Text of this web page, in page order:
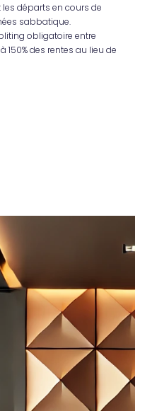
départs en cours de
sabbatique.
obligatoire entre
des rentes au lieu de